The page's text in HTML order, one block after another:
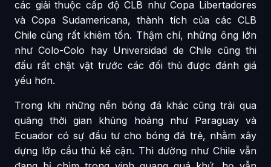
các giải thuộc cấp độ CLB như Copa Libertadores
và Copa Sudamericana, thành tích của các CLB
Chile cũng rất khiêm tốn. Thậm chí, những ông lớn
như Colo-Colo hay Universidad de Chile cũng thi
đấu rất chật vật trước các đối thủ được đánh giá
yếu hơn.
Trong khi những nền bóng đá khác cũng trải qua
quãng thời gian khủng hoảng như Paraguay và
Ecuador có sự đầu tư cho bóng đá trẻ, nhằm xây
dựng lớp cầu thủ kế cận. Thì dường như Chile vẫn